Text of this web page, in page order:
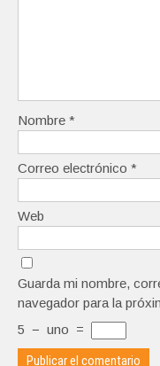
Nombre *
Correo electrónico *
Web
Guarda mi nombre,
navegador para la
5 − uno =